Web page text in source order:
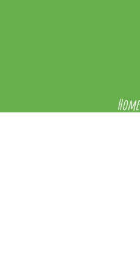
Home